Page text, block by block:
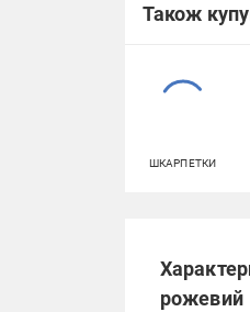
Також
ШКАРПЕТКИ
рожевий